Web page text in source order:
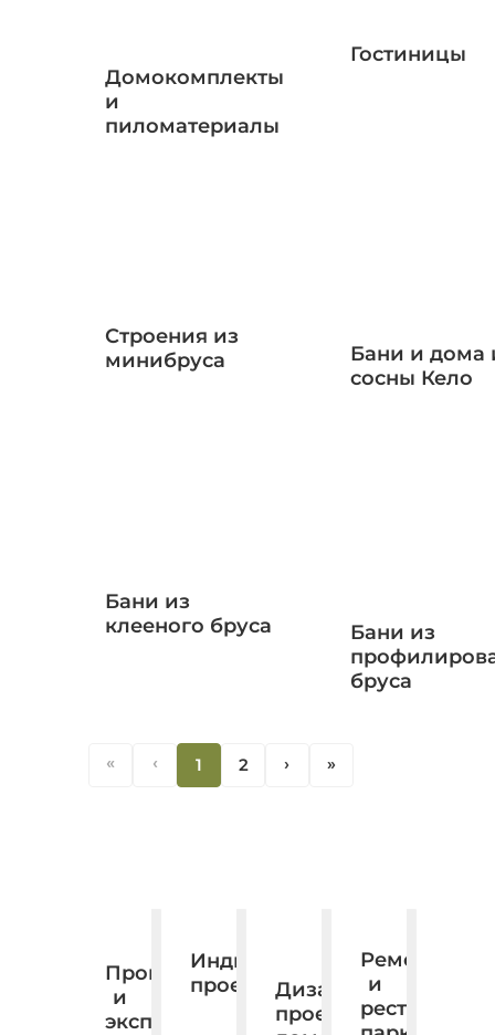
Домокомплекты
и
пиломатериалы
Гостиницы
Строения из
минибруса
Бани и дома
сосны Кело
Бани из
клееного бруса
Бани из
бруса
« ‹ 1 2 ‹ «
Производство
и
экспорт
Индивидуальное
проектирование.
Дизайн,
проектирование,
Ремонт
и